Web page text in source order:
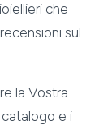
che
sul
la Vostra
catalogo e i